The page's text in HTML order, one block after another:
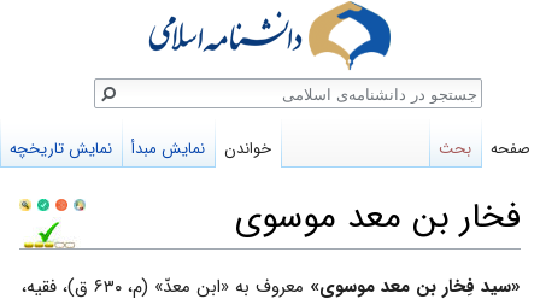
فخار بن معد موسوی
پرش
پرش
«سید فِخار بن معد موسوی»
معروف به «ابن معدّ» (م، ۶۳۰ ق)، فقیه،
صفحه بحث خواندن نمایش مبدأ نمایش تاریخچه
جستجو